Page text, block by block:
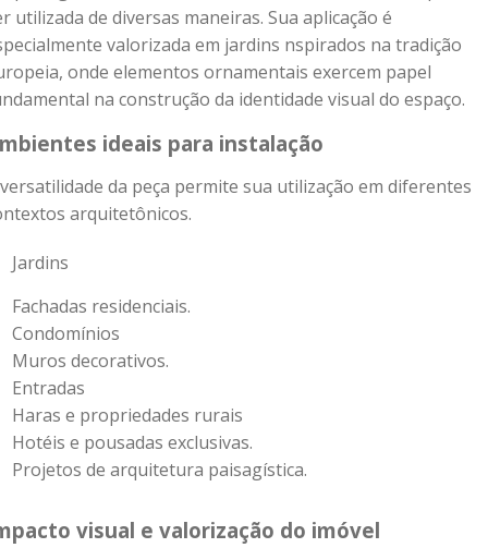
utilizada de diversas maneiras. Sua aplicação é
valorizada em jardins nspirados na tradição
onde elementos ornamentais exercem papel
na construção da identidade visual do espaço.
ideais para instalação
da peça permite sua utilização em diferentes
arquitetônicos.
Jardins
Fachadas residenciais.
Condomínios
Muros decorativos.
Entradas
Haras e propriedades rurais
Hotéis e pousadas exclusivas.
Projetos de arquitetura paisagística.
visual e valorização do imóvel